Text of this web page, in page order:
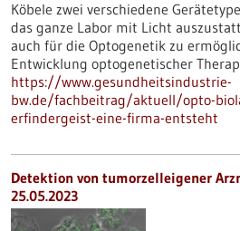
Köbele zwei verschiedene
das ganze Labor mit Licht
auch für die Optogenetik zu
Entwicklung optogenetischer
https://www.gesundheitsindustrie-
bw.de/fachbeitrag/aktuell/opto-
erfindergeist-eine-firma-entsteht
Detektion von tumorzelleigener
25.05.2023